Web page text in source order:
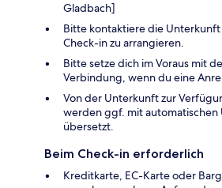
Gladbach]
Bitte kontaktiere die
Check-in zu arrangieren.
Bitte setze dich im Voraus mit
Verbindung, wenn du eine
Von der Unterkunft zur
werden ggf. mit automatischen
übersetzt.
Beim Check-in erforderlich
Kreditkarte, EC-Karte oder